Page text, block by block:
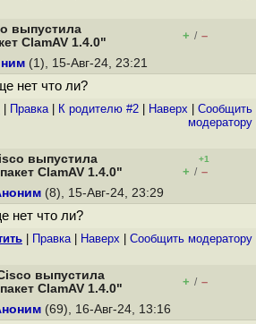
выпустила
ClamAV 1.4.0"
+ / –
(1), 15-Авг-24, 23:21
нет что ли?
Правка| К родителю #2 Наверх
Cообщить
модератору
выпустила
ClamAV 1.4.0"
+1
+ / –
(8), 15-Авг-24, 23:29
нет что ли?
Правка| Наверх Cообщить модератору
выпустила
ClamAV 1.4.0"
+ / –
(69), 16-Авг-24, 13:16